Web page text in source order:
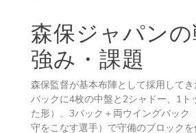
森保ジャパンの
強み・課題
森保監督が基本布陣として採用して
バックに4枚の中盤と2シャドー、1ト
た形）。3バック＋両ウイングバック
守をこなす選手）で守備のブロック